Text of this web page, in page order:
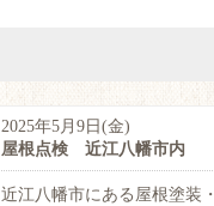
2025年5月9日(金)
屋根点検 近江八幡市内
近江八幡市にある屋根塗装